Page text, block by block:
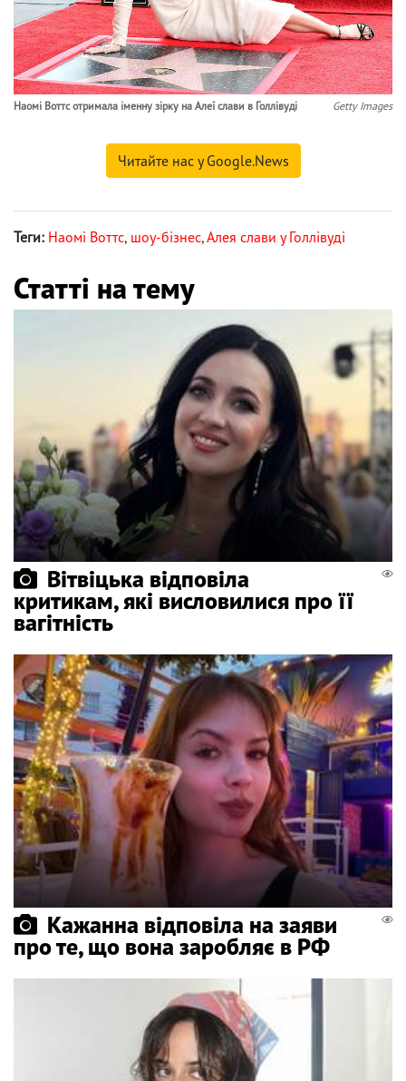
Наомі Воттс отримала іменну зірку на Алеї слави в Голлівуді Getty Images
Читайте нас у Google.News
Теги: Наомі Воттс, шоу-бізнес,Алея слави у Голлівуді
Статті на тему
Вітвіцька відповіла
критикам, які висловилися про її
вагітність
Кажанна відповіла на заяви
про те, що вона заробляє в РФ